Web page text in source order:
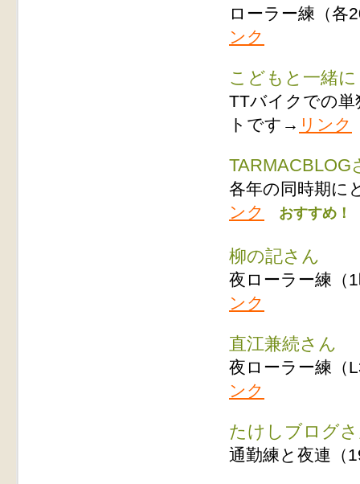
ローラー練（各
ンク
こどもと一緒
TTバイクでの単
トです→ リンク
TARMACBLOG
各年の同時期に
ンク
おすすめ！
柳の記さん
夜ローラー練（
ンク
直江兼続さん
夜ローラー練（
ンク
たけしブログ
通勤練と夜連（